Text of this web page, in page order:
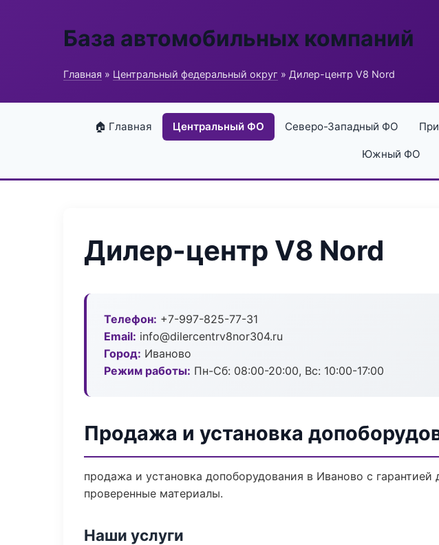
База автомобильных компаний
Главная » Центральный федеральный округ » Дилер-центр V8 Nord
🏠 Главная Центральный ФО Северо-Западный ФО
Южный ФО
Дилер-центр V8 Nord
Телефон: +7-997-825-77-31
Email: info@dilercentrv8nor304.ru
Город: Иваново
Режим работы: Пн-Сб: 08:00-20:00, Вс: 10:00-17:00
Продажа и установка
продажа и установка допоборудования в Иваново с
проверенные материалы.
Наши услуги